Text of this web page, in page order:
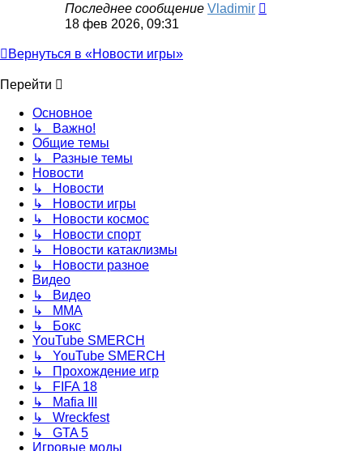
Последнее сообщение Vladimir
18 фев 2026, 09:31
Вернуться в «Новости игры»
Перейти
Основное
↳ Важно!
Общие темы
↳ Разные темы
Новости
↳ Новости
↳ Новости игры
↳ Новости космос
↳ Новости спорт
↳ Новости катаклизмы
↳ Новости разное
Видео
↳ Видео
↳ ММА
↳ Бокс
YouTube SMERCH
↳ YouTube SMERCH
↳ Прохождение игр
↳ FIFA 18
↳ Mafia III
↳ Wreckfest
↳ GTA 5
Игровые моды